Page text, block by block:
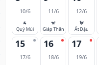
10/6
🐐
Quý Mùi
11/6
🐒
Giáp Thân
12/6
🐓
Ất Dậu
15
17/6
16
18/6
17
19/6